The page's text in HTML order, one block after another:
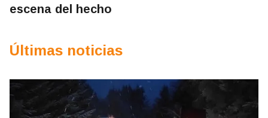
escena del hecho
Últimas noticias